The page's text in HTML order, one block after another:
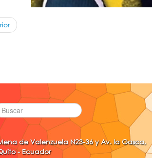
de Valenzuela N23-36 y Av. la Gasca,
- Ecuador